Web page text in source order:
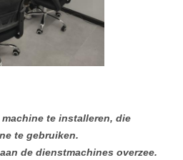
te installeren, die
te gebruiken.
de dienstmachines overzee.